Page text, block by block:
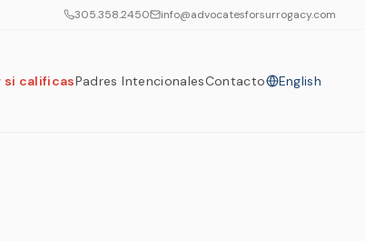
305.358.2450 info@advocatesforsurrogacy.com
si calificasPadres IntencionalesContacto English